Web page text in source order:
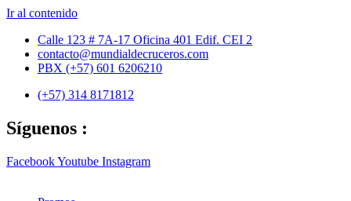
Ir al contenido
Calle 123 # 7A-17 Oficina 401 Edif. CEI 2
contacto@mundialdecruceros.com
PBX (+57) 601 6206210
(+57) 314 8171812
Síguenos :
FacebookYoutube Instagram